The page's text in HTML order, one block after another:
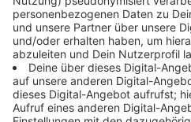
Hightech im Dome:
Düsseldorf|Echt cool: Im
autonome Eismaschinen für
wie die Roboter Energie sparen
2027 vorbereiten.